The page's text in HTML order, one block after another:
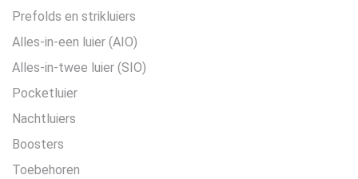
Prefolds en strikluiers
Alles-in-een luier (AIO)
Alles-in-twee luier (SIO)
Pocketluier
Nachtluiers
Boosters
Toebehoren